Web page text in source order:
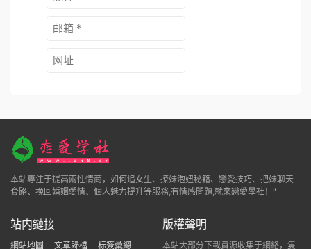
本站專注于提高兩性情商，如何追女生、撩妹泡妞秘籍、戀愛技巧、把妹聊天
套路、挽回婚姻愛情、個人魅力提升等服務,有情感問題,就來戀愛學社！"
站内鏈接
網站地圖 文章歸檔 标簽彙總
版權聲明
本站大部分下載資源收集于網絡，隻